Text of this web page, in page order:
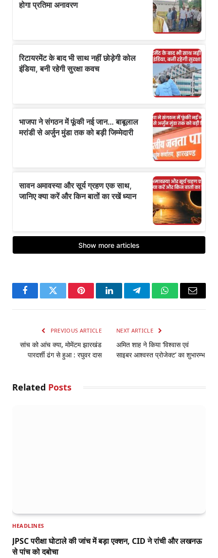
FacebookTwitter PinterestLinkedInTelegramWhatsApp
Email
PREVIOUS ARTICLE
सांच को आंच क्या, मोमेंटम झारखंड
पारदर्शी ढंग से हुआ : रघुवर दास
NEXT ARTICLE
अमित शाह ने किया ‘विश्वास एवं
साइबर आश्वस्त प्रोजेक्ट’ का शुभारम्भ
Related Posts
HEADLINES
JPSC परीक्षा घोटाले की जांच में बड़ा एक्शन, CID ने रांची और लखनऊ
से पांच को दबोचा